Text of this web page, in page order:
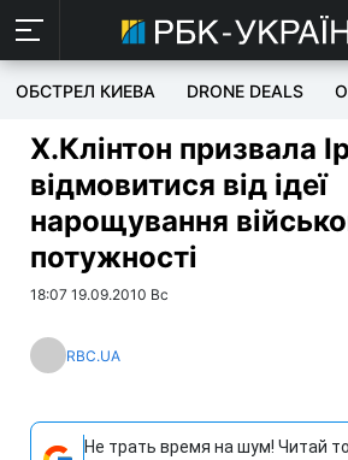
ОБСТРЕЛ КИЕВА DRONE DEALS
Х.Клінтон призвала
відмовитися від ідеї
нарощування
потужності
18:07 19.09.2010 Вс
RBC.UA
Не трать время на шум! Читай